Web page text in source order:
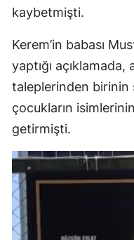
kaybetmişti.
Kerem’in babası
yaptığı
taleplerinden birinin
çocukların
getirmişti.